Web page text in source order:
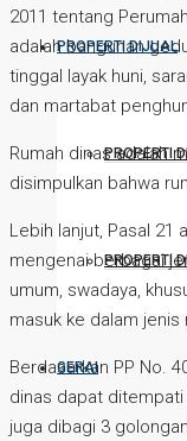
PROPERTI DIJUAL
PROPERTI
PROPERTI
GERAI
2011 tentang
adalah bangunan
tinggal layak huni,
dan martabat
Rumah dinas adalah
disimpulkan bahwa
Lebih lanjut, Pasal 21
mengenai berbagai
umum, swadaya,
masuk ke dalam jenis
Berdasarkan PP No.
dinas dapat ditempati
juga dibagi 3